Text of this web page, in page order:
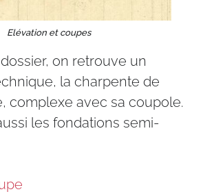
Elévation et coupes
on retrouve un
la charpente de
complexe avec sa coupole.
les fondations semi-